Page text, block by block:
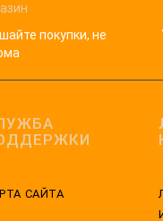
покупки, не
САЙТА